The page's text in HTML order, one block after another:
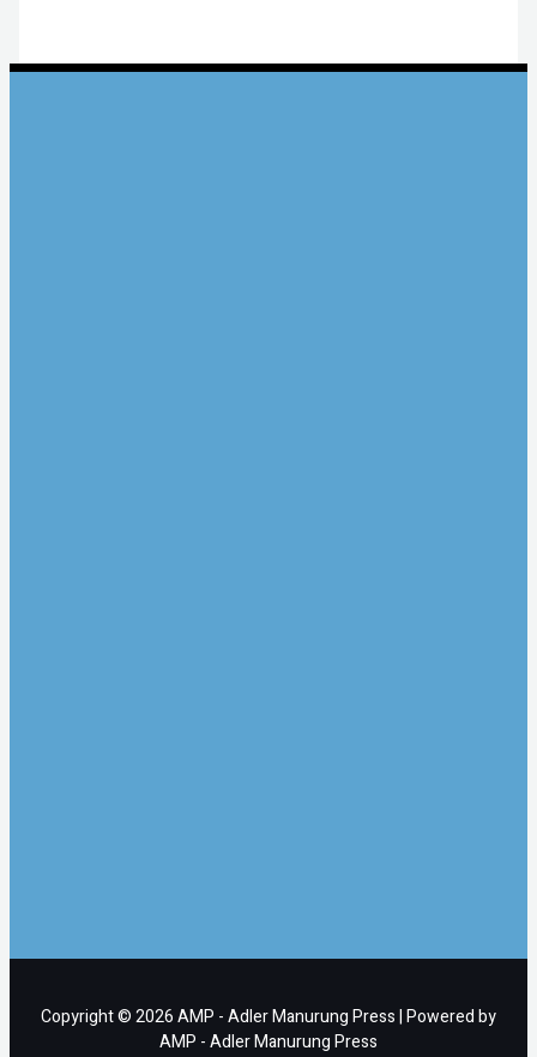
Copyright © 2026 AMP - Adler Manurung Press | Powered by
AMP - Adler Manurung Press